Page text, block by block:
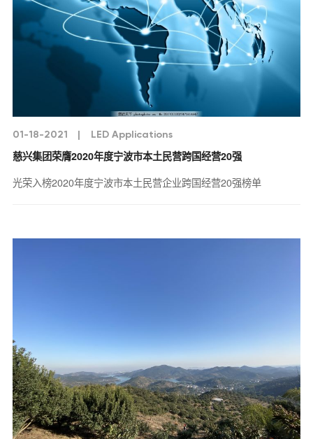
01-18-2021 | LED Applications
慈兴集团荣膺2020年度宁波市本土民营跨国经营20强
光荣入榜2020年度宁波市本土民营企业跨国经营20强榜单